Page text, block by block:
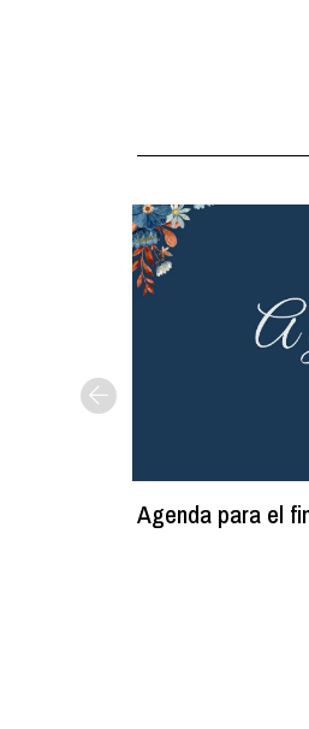
Agenda para el